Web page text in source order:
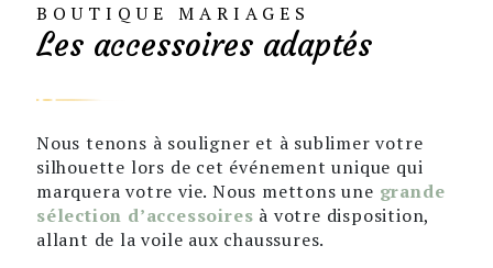
BOUTIQUE MARIAGES
Les accessoires adaptés
Nous tenons à souligner et à sublimer votre
silhouette lors de cet événement unique qui
marquera votre vie. Nous mettons une grande
sélection d’accessoires à votre disposition,
allant de la voile aux chaussures.